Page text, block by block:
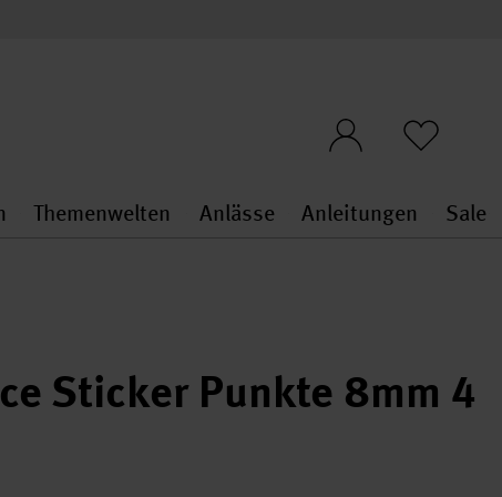
Stoffe & Sticken general.openMenu
Themenwelten
Themenwelten
Anlässe
Anlässe
Anleitungen Sale
Sticker Punkte 8mm 4